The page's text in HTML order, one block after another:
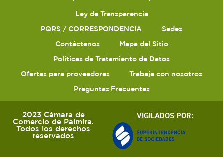
Ley de Transparencia
PQRS / CORRESPONDENCIA
Sedes
Contáctenos
Mapa del Sitio
Políticas de Tratamiento de Datos
Ofertas para proveedores
Trabaja con nosotros
Preguntas Frecuentes
2023 Cámara de
Comercio de Palmira.
Todos los derechos
reservados
VIGILADOS POR: